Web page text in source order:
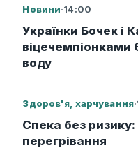
Новини·14:00
Українки Бочек і
віцечемпіонками
воду
Здоров'я, харчування·
Спека без ризику:
перегрівання